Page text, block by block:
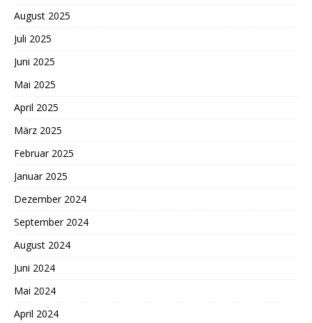
August 2025
Juli 2025
Juni 2025
Mai 2025
April 2025
März 2025
Februar 2025
Januar 2025
Dezember 2024
September 2024
August 2024
Juni 2024
Mai 2024
April 2024